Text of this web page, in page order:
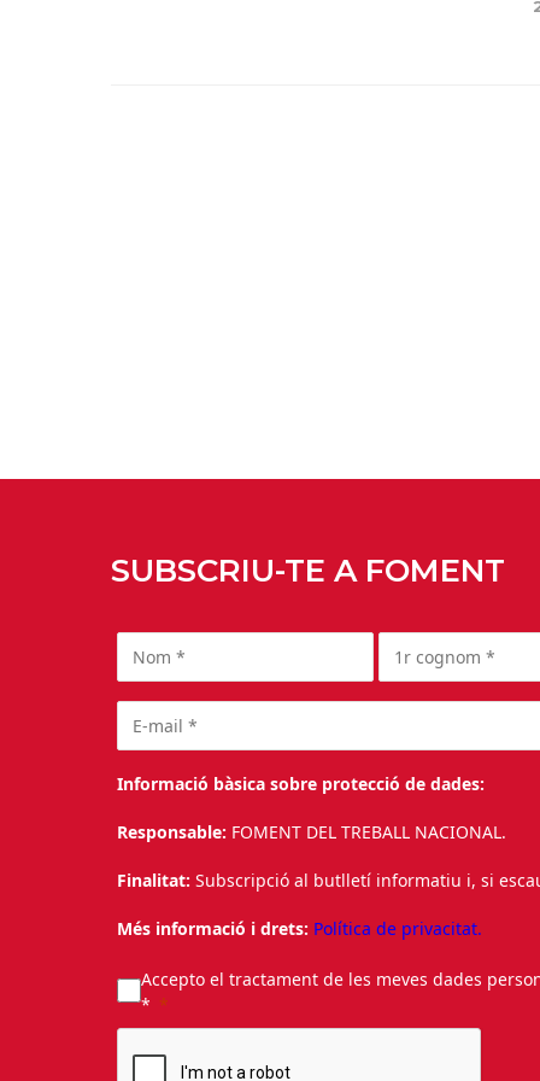
SUBSCRIU-TE A FOMENT
Informació bàsica sobre protecció de dades:
Responsable: FOMENT DEL TREBALL NACIONAL.
Finalitat: Subscripció al butlletí informatiu i, si
Més informació i drets: Política de privacitat.
Accepto el tractament de les meves dades
*